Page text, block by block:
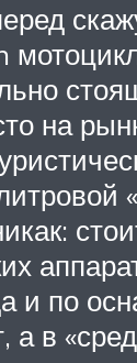
на
и по
а в